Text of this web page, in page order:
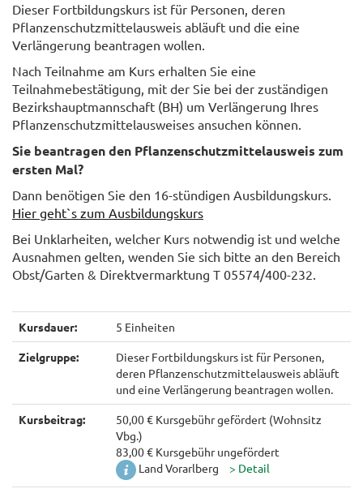
Dieser Fortbildungskurs ist für Personen, deren
Pflanzenschutzmittelausweis abläuft und die eine
Verlängerung beantragen wollen.
Nach Teilnahme am Kurs erhalten Sie eine
Teilnahmebestätigung, mit der Sie bei der zuständigen
Bezirkshauptmannschaft (BH) um Verlängerung Ihres
Pflanzenschutzmittelausweises ansuchen können.
Sie beantragen den Pflanzenschutzmittelausweis zum
ersten Mal?
Dann benötigen Sie den 16-stündigen Ausbildungskurs.
Hier geht`s zum Ausbildungskurs
Bei Unklarheiten, welcher Kurs notwendig ist und welche
Ausnahmen gelten, wenden Sie sich bitte an den Bereich
Obst/Garten & Direktvermarktung T 05574/400-232.
Kursdauer: 5 Einheiten
Zielgruppe:
Dieser Fortbildungskurs ist für Personen,
deren Pflanzenschutzmittelausweis abläuft
und eine Verlängerung beantragen wollen.
Kursbeitrag:
50,00 € Kursgebühr gefördert (Wohnsitz
Vbg.)
83,00 € Kursgebühr ungefördert
Land Vorarlberg